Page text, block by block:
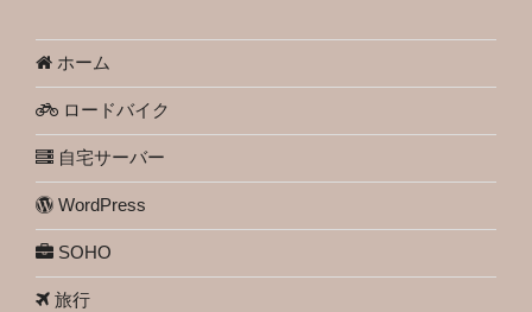
ホーム
ロードバイク
自宅サーバー
WordPress
SOHO
旅行